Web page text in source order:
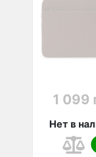
1 099
Нет в